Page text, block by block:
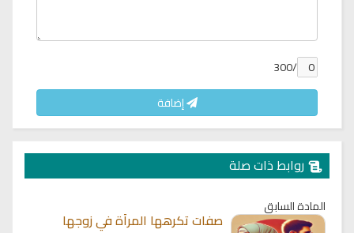
/300
إضافة
روابط ذات صلة
المادة السابق
صفات تكرهها المرأة في زوجها